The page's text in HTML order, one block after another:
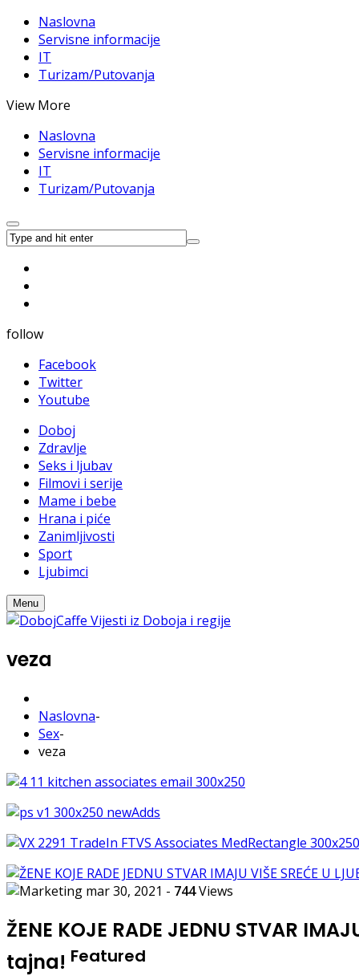
Naslovna
Servisne informacije
IT
Turizam/Putovanja
View More
Naslovna
Servisne informacije
IT
Turizam/Putovanja
follow
Facebook
Twitter
Youtube
Doboj
Zdravlje
Seks i ljubav
Filmovi i serije
Mame i bebe
Hrana i piće
Zanimljivosti
Sport
Ljubimci
Menu
veza
Naslovna-
Sex-
veza
mar 30, 2021 - 744Views
ŽENE KOJE RADE JEDNU STVAR
tajna! Featured